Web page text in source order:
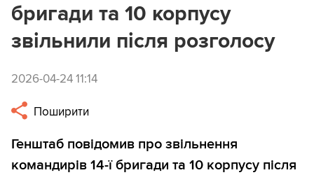
бригади та 10 корпусу
звільнили після розголосу
2026-04-24 11:14
Поширити
Генштаб повідомив про звільнення
командирів 14-ї бригади та 10 корпусу після